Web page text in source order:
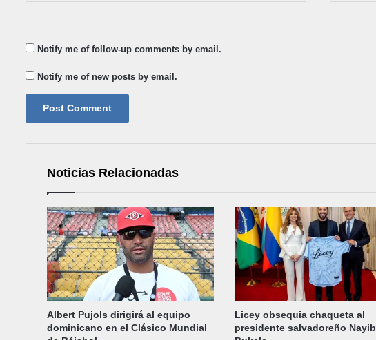
Notify me of follow-up comments by email.
Notify me of new posts by email.
Noticias Relacionadas
Albert Pujols dirigirá al equipo
dominicano en el Clásico Mundial
Licey obsequia chaqueta al
presidente salvadoreño Nayib